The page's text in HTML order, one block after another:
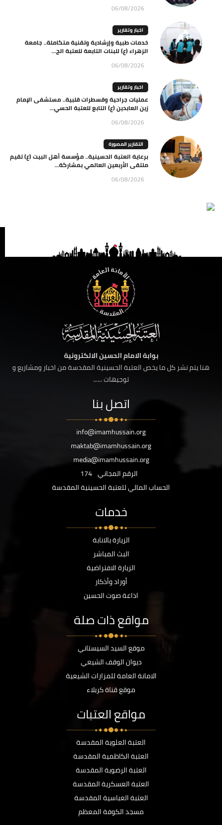
06/08/2026
اخبار وتقارير
خدمات طبية وإرشادية وتقنية متكاملة.. جامعة
الزهراء (ع) للبنات التابعة للعتبة الح...
06/08/2026
اخبار وتقارير
عمليات جراحية وقسطرات قلبية.. مستشفى الإمام
زين العابدين (ع) التابع للعتبة الحسي...
06/08/2026
التقارير المصورة
برعاية العتبة الحسينية.. مؤسسة أهل البيت (ع) تقيم
ملتقى الأربعين العالمي بمشاركة...
06/08/2026
بوابة الامام الحسين الالكترونية
هنا يتم نشر كل ما يخص العتبة الحسينية المقدسة من اخبار ومشاريع و
توجيهات ......
اتصل بنا
info@imamhussain.org
maktab@imamhussain.org
media@imamhussain.org
الرقم المجاني 174
الحساب المالي للعتبة الحسينية المقدسة
خدمات
الزيارة بالانابة
البث المباشر
الزيارة الافتراضية
أوراد وأذكار
اذاعة صوت الحسين
مواقع ذات صلة
موقع السيد السيستاني
ديوان الوقف الشيعي
الامانة العامة للمزارات الشيعية
موقع قناة كربلاء
مواقع العتبات
العتبة العلوية المقدسة
العتبة الكاظمية المقدسة
العتبة الرضوية المقدسة
العتبة العسكرية المقدسة
العتبة العباسية المقدسة
مسجد الكوفة المعظم